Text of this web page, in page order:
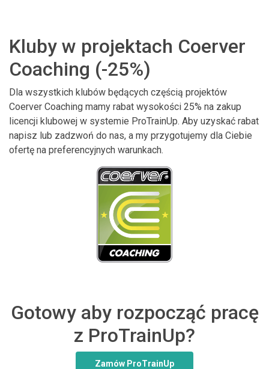
Kluby w projektach Coerver
Coaching (-25%)
Dla wszystkich klubów będących częścią projektów
Coerver Coaching mamy rabat wysokości 25% na zakup
licencji klubowej w systemie ProTrainUp. Aby uzyskać rabat
napisz lub zadzwoń do nas, a my przygotujemy dla Ciebie
ofertę na preferencyjnych warunkach.
Gotowy aby rozpocząć pracę
z ProTrainUp?
Zamów ProTrainUp